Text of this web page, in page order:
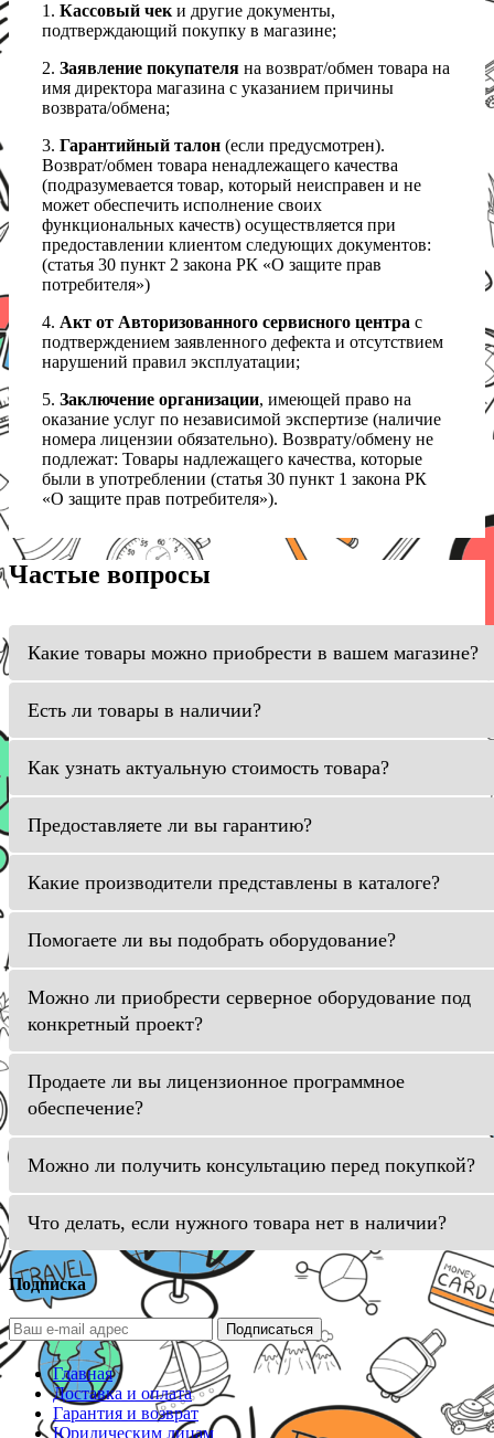
1. Кассовый чеки другие документы,
подтверждающий покупку в магазине;
2. Заявление покупателя на возврат/обмен товара на
имя директора магазина с указанием причины
возврата/обмена;
3. Гарантийный талон (если предусмотрен).
Возврат/обмен товара ненадлежащего качества
(подразумевается товар, который неисправен и не
может обеспечить исполнение своих
функциональных качеств) осуществляется при
предоставлении клиентом следующих документов:
(статья 30 пункт 2 закона РК «О защите прав
потребителя»)
4. Акт от Авторизованного сервисного центра с
подтверждением заявленного дефекта и отсутствием
нарушений правил эксплуатации;
5. Заключение организации, имеющей право на
оказание услуг по независимой экспертизе (наличие
номера лицензии обязательно). Возврату/обмену не
подлежат: Товары надлежащего качества, которые
были в употреблении (статья 30 пункт 1 закона РК
«О защите прав потребителя»).
Частые вопросы
Какие товары можно приобрести в вашем магазине?
Есть ли товары в наличии?
Как узнать актуальную стоимость товара?
Предоставляете ли вы гарантию?
Какие производители представлены в каталоге?
Помогаете ли вы подобрать оборудование?
Можно ли приобрести серверное оборудование под
конкретный проект?
Продаете ли вы лицензионное программное
обеспечение?
Можно ли получить консультацию перед покупкой?
Что делать, если нужного товара нет в наличии?
Подписка
Подписаться
Главная
Доставка и оплата
Гарантия и возврат
Юридическим лицам